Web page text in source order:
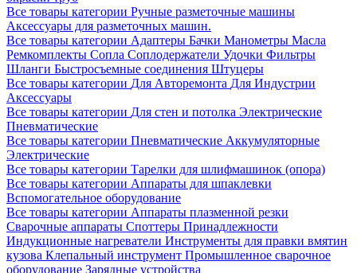
Все товары категории Ручные разметочные машины
Аксессуары для разметочных машин.
Все товары категории Адаптеры Бачки Манометры Масла
Ремкомплекты Сопла Соплодержатели Удочки Фильтры
Шланги Быстросъемные соединения Штуцеры
Все товары категории Для Авторемонта Для Индустрии
Аксессуары
Все товары категории Для стен и потолка Электрические
Пневматические
Все товары категории Пневматические Аккумуляторные
Электрические
Все товары категории Тарелки для шлифмашинок (опора)
Все товары категории Аппараты для шпаклевки
Вспомогательное оборудование
Все товары категории Аппараты плазменной резки
Сварочные аппараты Споттеры Принадлежности
Индукционные нагреватели Инструменты для правки вмятин
кузова Клепальный инструмент Промышленное сварочное
оборудование Зарядные устройства